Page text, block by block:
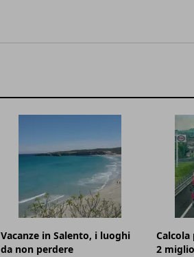
Vacanze in Salento, i luoghi
da non perdere
Calcola
2